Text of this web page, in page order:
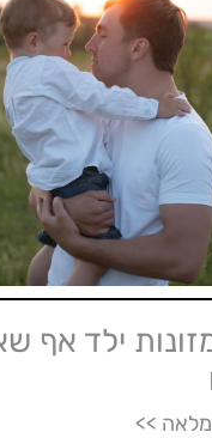
ילד אף
>>